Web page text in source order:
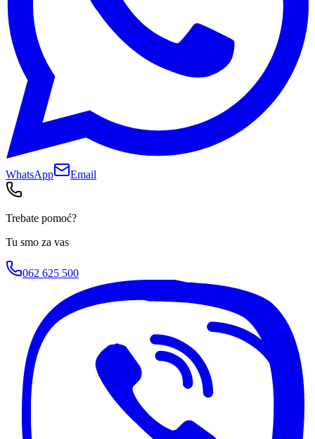
WhatsApp Email
Trebate pomoć?
Tu smo za vas
062 625 500